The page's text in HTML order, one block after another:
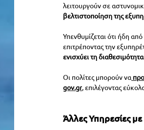
λειτουργούν σε
βελτιστοποίηση της
Υπενθυμίζεται ότι ήδη από
επιτρέποντας την
ενισχύει τη
Οι πολίτες μπορούν να
gov.gr, επιλέγοντας
Άλλες Υπηρεσίες